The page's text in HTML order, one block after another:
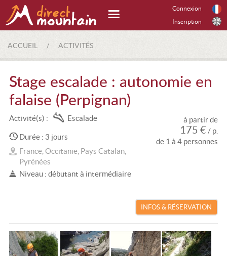
Connexion
Inscription
ACCUEIL / ACTIVITÉS
Stage escalade : autonomie en
falaise (Perpignan)
Activité(s) : Escalade
Durée : 3 jours
France, Occitanie, Pays Catalan,
Pyrénées
Niveau : débutant à intermédiaire
à partir de
175 € / p.
de 1 à 4 personnes
INFOS & RÉSERVATION